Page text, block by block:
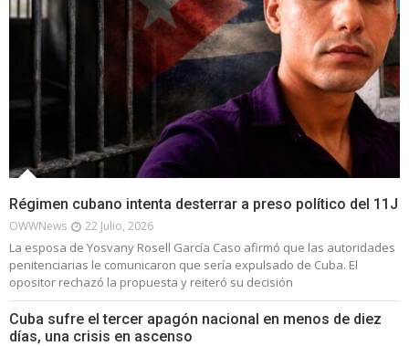
Régimen cubano intenta desterrar a preso político del 11J
OWWNews 22 Julio, 2026
La esposa de Yosvany Rosell García Caso afirmó que las autoridades
penitenciarias le comunicaron que sería expulsado de Cuba. El
opositor rechazó la propuesta y reiteró su decisión
Cuba sufre el tercer apagón nacional en menos de diez
días, una crisis en ascenso